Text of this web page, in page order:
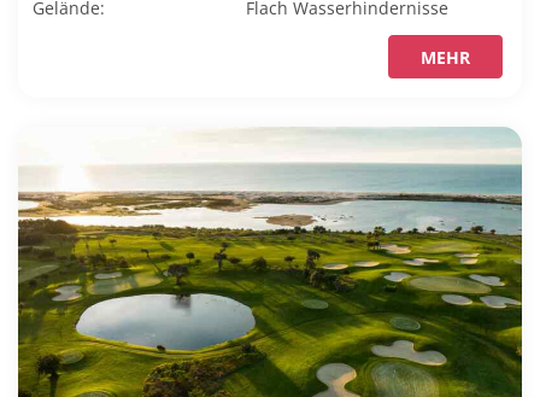
Gelände:
FlachWasserhindernisse
MEHR